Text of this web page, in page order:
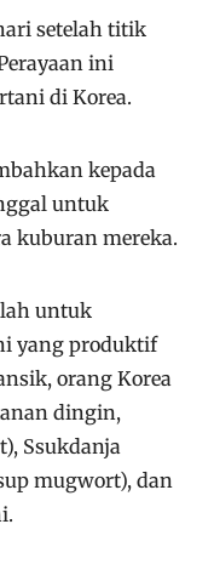
setelah titik
ini
di Korea.
kepada
untuk
kuburan mereka.
untuk
yang produktif
orang Korea
dingin,
Ssukdanja
mugwort), dan